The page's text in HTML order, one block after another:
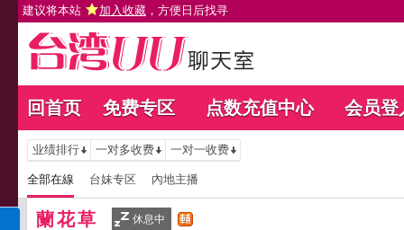
建议将本站 加入收藏 ，方便日后找寻
回首页 免费专区 点数充值中心 会员登
业绩排行 一对多收费 一对一收费
全部在線 台妹专区 內地主播
蘭花草 休息中